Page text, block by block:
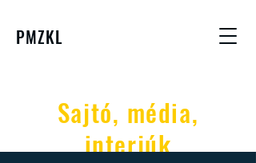
PMZKL
Sajtó, média,
interjúk